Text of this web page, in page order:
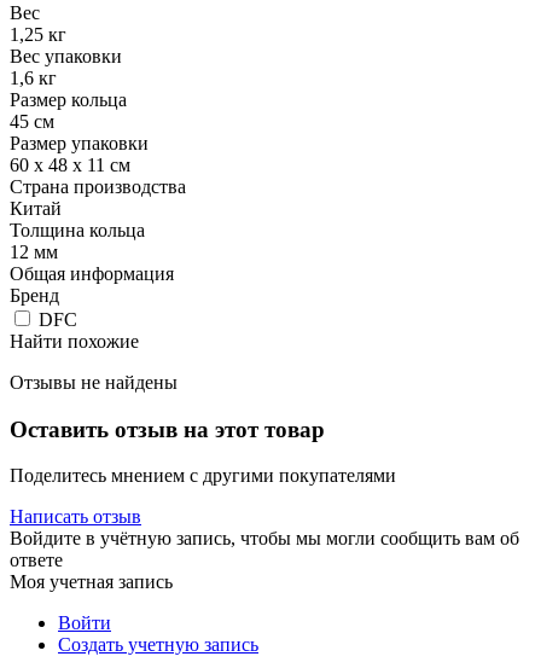
Вес
1,25 кг
Вес упаковки
1,6 кг
Размер кольца
45 см
Размер упаковки
60 х 48 х 11 см
Страна производства
Китай
Толщина кольца
12 мм
Общая информация
Бренд
DFC
Найти похожие
Отзывы не найдены
Оставить отзыв на этот товар
Поделитесь мнением с другими покупателями
Написать отзыв
Войдите в учётную запись, чтобы мы могли сообщить вам об
ответе
Моя учетная запись
Войти
Создать учетную запись